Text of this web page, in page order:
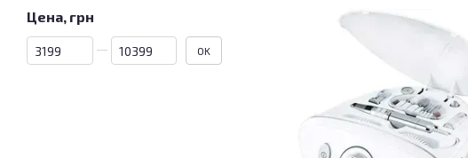
Цена, грн
От Цена, грн
До Цена, грн OK